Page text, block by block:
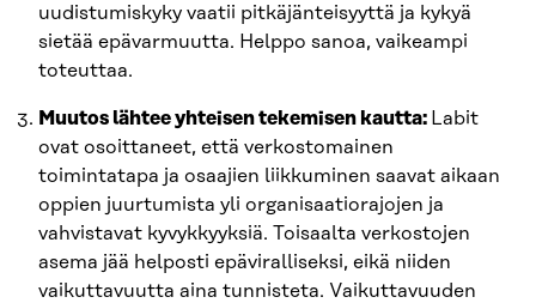
uudistumiskyky vaatii pitkäjänteisyyttä ja kykyä
sietää epävarmuutta. Helppo sanoa, vaikeampi
toteuttaa.
Muutos lähtee yhteisen tekemisen kautta: Labit
ovat osoittaneet, että verkostomainen
toimintatapa ja osaajien liikkuminen saavat aikaan
oppien juurtumista yli organisaatiorajojen ja
vahvistavat kyvykkyyksiä. Toisaalta verkostojen
asema jää helposti epäviralliseksi, eikä niiden
vaikuttavuutta aina tunnisteta. Vaikuttavuuden